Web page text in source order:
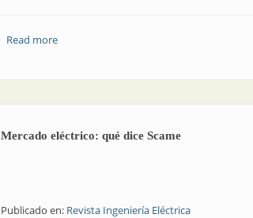
Read moreabout Una (no tan breve) historia de los
Mercado eléctrico: qué dice Scame
Publicado en: Revista Ingeniería Eléctrica